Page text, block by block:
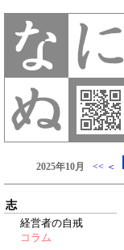
志
経営者の自戒
コラム